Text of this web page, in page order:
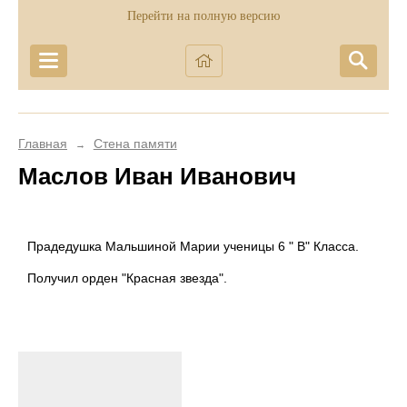
Перейти на полную версию
Главная → Стена памяти
Маслов Иван Иванович
Прадедушка Мальшиной Марии ученицы 6 " В" Класса.
Получил орден "Красная звезда".